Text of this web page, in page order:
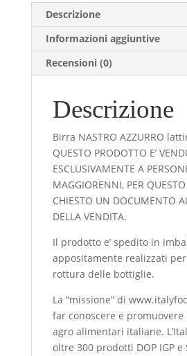
Descrizione
Informazioni aggiuntive
Recensioni (0)
Descrizione
Birra NASTRO AZZURRO
QUESTO PRODOTTO E’
ESCLUSIVAMENTE A
MAGGIORENNI, PER
CHIESTO UN DOCUMENTO
DELLA VENDITA.
Il prodotto e’ spedito in
appositamente realizzati
rottura delle bottiglie.
La “missione” di
far conoscere e promuovere
agro alimentari italiane.
oltre 300 prodotti DOP IGP e